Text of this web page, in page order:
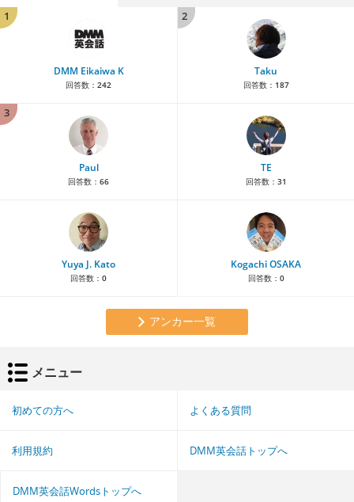
1
DMM Eikaiwa K
回答数： 242
2
Taku
回答数： 187
3
Paul
回答数： 66
TE
回答数： 31
Yuya J. Kato
回答数： 0
Kogachi OSAKA
回答数： 0
アンカー一覧
メニュー
初めての方へ よくある質問
利用規約 DMM英会話トップへ
DMM英会話Wordsトップへ